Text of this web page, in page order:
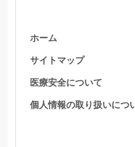
ホーム
サイトマップ
医療安全について
個人情報の取り扱いにつ